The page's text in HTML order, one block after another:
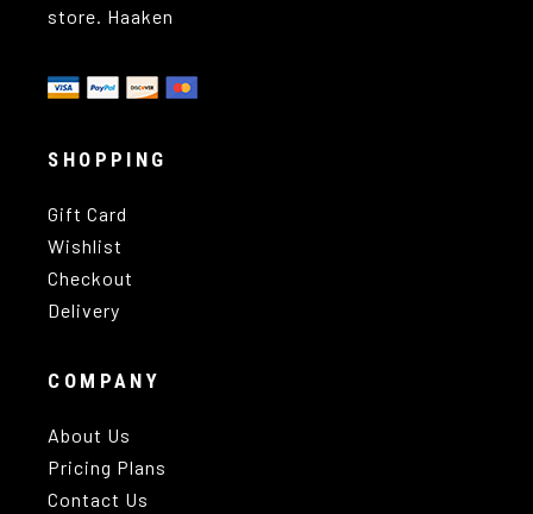
store. Haaken
SHOPPING
Gift Card
Wishlist
Checkout
Delivery
COMPANY
About Us
Pricing Plans
Contact Us